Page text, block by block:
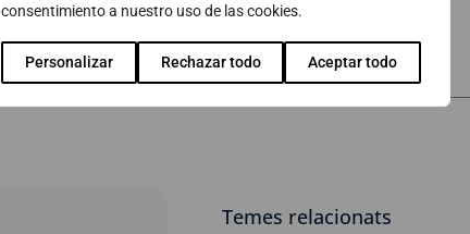
consentimiento a nuestro uso de las cookies.
Personalizar Rechazar todo Aceptar todo
Temes relacionats